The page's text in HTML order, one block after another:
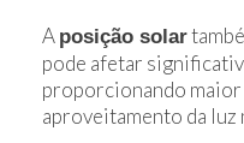
A posição solar
pode afetar
proporcionando
aproveitamento da luz